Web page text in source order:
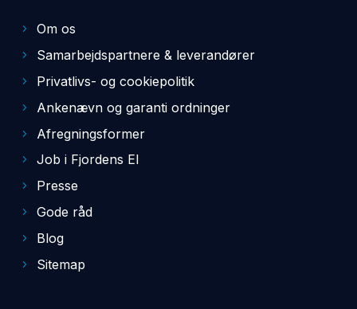
Om os
Samarbejdspartnere & leverandører
Privatlivs- og cookiepolitik
Ankenævn og garanti ordninger
Afregningsformer
Job i Fjordens El
Presse
Gode råd
Blog
Sitemap